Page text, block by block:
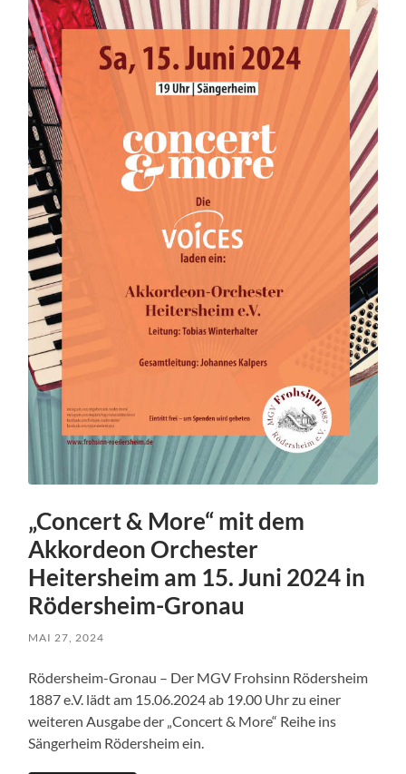
„Concert & More“ mit dem
Akkordeon Orchester
Heitersheim am 15. Juni 2024 in
Rödersheim-Gronau
MAI 27, 2024
Rödersheim-Gronau – Der MGV Frohsinn Rödersheim
1887 e.V. lädt am 15.06.2024 ab 19.00 Uhr zu einer
weiteren Ausgabe der „Concert & More“ Reihe ins
Sängerheim Rödersheim ein.